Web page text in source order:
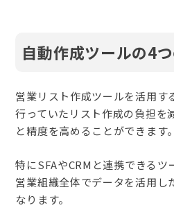
自動作成ツールの4
営業リスト作成ツールを活用す
行っていたリスト作成の負担を
と精度を高めることができます。
特にSFAやCRMと連携できるツ
営業組織全体でデータを活用し
なります。